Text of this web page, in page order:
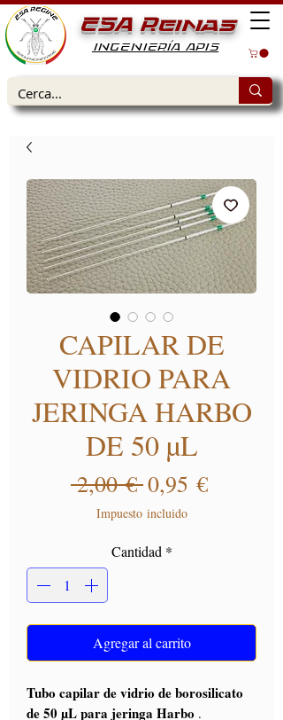
ESA Reinas
INGENIERÍA APIS
CAPILAR DE
VIDRIO PARA
JERINGA HARBO
DE 50 µL
2,00 € Precio
0,95 €Precio
Impuesto incluido
Cantidad *
Agregar al carrito
Tubo capilar de vidrio de borosilicato
de 50 µL para jeringa Harbo .